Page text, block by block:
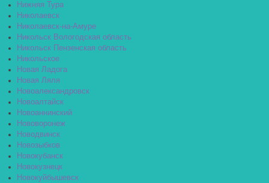
Нижняя Тура
Николаевск
Николаевск-на-Амуре
Никольск Вологодская область
Никольск Пензенская область
Никольское
Новая Ладога
Новая Ляля
Новоалександровск
Новоалтайск
Новоаннинский
Нововоронеж
Новодвинск
Новозыбков
Новокубанск
Новокузнецк
Новокуйбышевск